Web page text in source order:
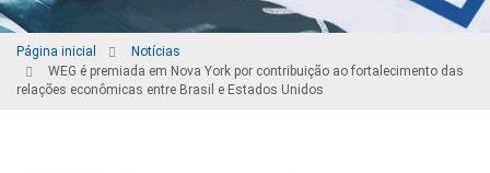
Página inicial
Notícias
WEG é premiada em Nova York por contribuição ao fortalecimento das
relações econômicas entre Brasil e Estados Unidos